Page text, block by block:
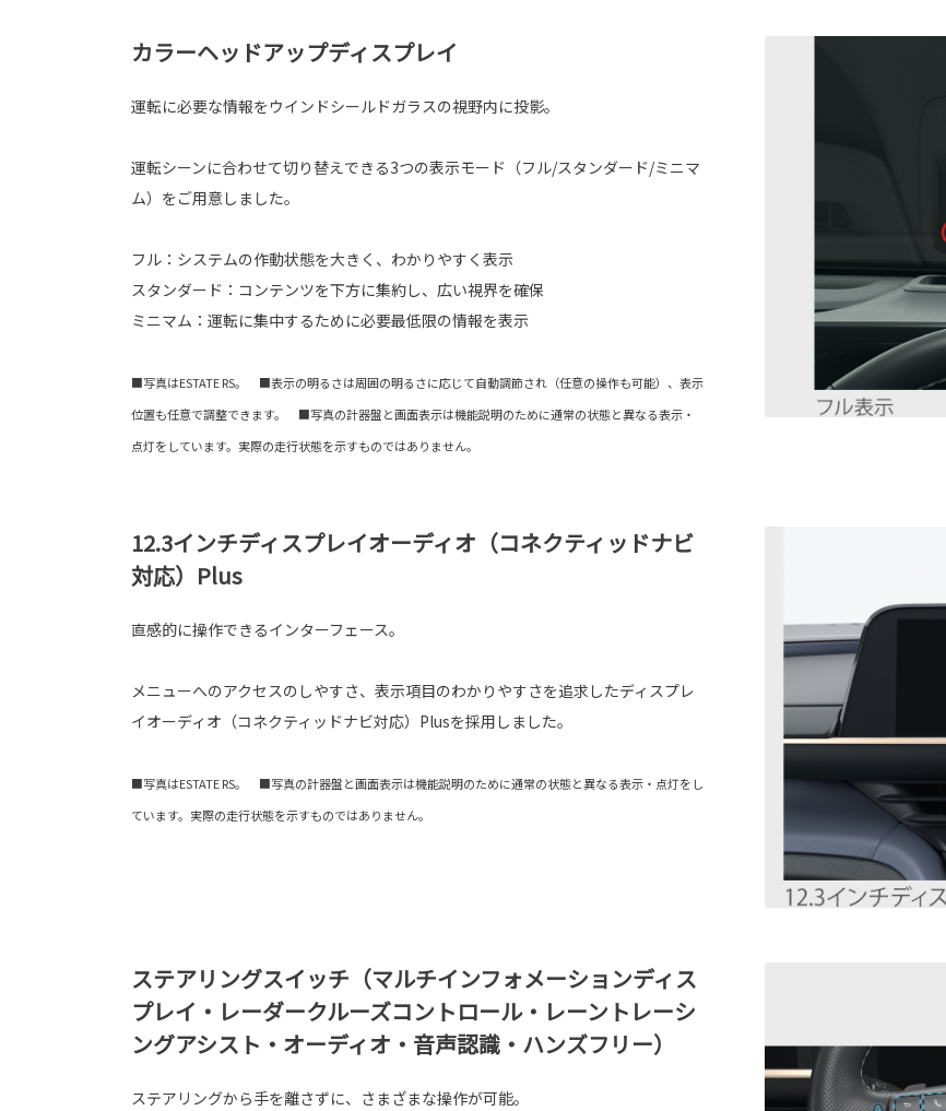
カラーヘッドアップディスプレイ
運転に必要な情報をウインドシールドガラスの視野内に投影。
運転シーンに合わせて切り替えできる3つの表示モード（フル/スタンダード/ミニマ
ム）をご用意しました。
フル：システムの作動状態を大きく、わかりやすく表示
スタンダード：コンテンツを下方に集約し、広い視界を確保
ミニマム：運転に集中するために必要最低限の情報を表示
■写真はESTATE RS。 ■表示の明るさは周囲の明るさに応じて自動調節され（任意の操作も可能）、表示
位置も任意で調整できます。 ■写真の計器盤と画面表示は機能説明のために通常の状態と異なる表示・
点灯をしています。実際の走行状態を示すものではありません。
12.3インチディスプレイオーディオ（コネクティッドナビ
対応）Plus
直感的に操作できるインターフェース。
メニューへのアクセスのしやすさ、表示項目のわかりやすさを追求したディスプレ
イオーディオ（コネクティッドナビ対応）Plusを採用しました。
■写真はESTATE RS。 ■写真の計器盤と画面表示は機能説明のために通常の状態と異なる表示・点灯をし
ています。実際の走行状態を示すものではありません。
ステアリングスイッチ（マルチインフォメーションディス
プレイ・レーダークルーズコントロール・レーントレーシ
ングアシスト・オーディオ・音声認識・ハンズフリー）
ステアリングから手を離さずに、さまざまな操作が可能。